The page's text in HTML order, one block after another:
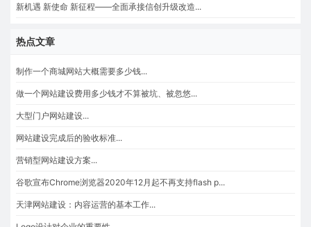
新机遇 新使命 新征程——全面承接信创升级改造...
热点文章
制作一个商城网站大概需要多少钱...
做一个网站建设费用多少钱才不算被坑、被忽悠...
大型门户网站建设...
网站建设完成后的验收标准...
营销型网站建设方案...
谷歌宣布Chrome浏览器2020年12月起不再支持flash p...
天津网站建设：内容运营的基本工作...